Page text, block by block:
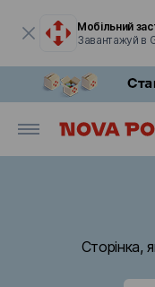
Мобільний
Завантажуй в
Сторінка,